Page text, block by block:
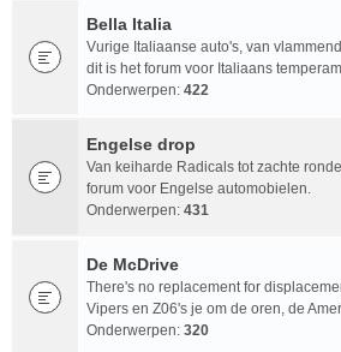
Bella Italia
Vurige Italiaanse auto's, van
dit is het forum voor Italiaans
Onderwerpen: 422
Engelse drop
Van keiharde Radicals tot zachte
forum voor Engelse automobielen.
Onderwerpen: 431
De McDrive
There's no replacement for
Vipers en Z06's je om de oren, de
Onderwerpen: 320